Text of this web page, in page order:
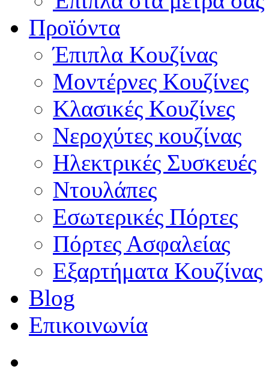
Προϊόντα
Έπιπλα Κουζίνας
Μοντέρνες Κουζίνες
Κλασικές Κουζίνες
Νεροχύτες κουζίνας
Ηλεκτρικές Συσκευές
Ντουλάπες
Εσωτερικές Πόρτες
Πόρτες Ασφαλείας
Εξαρτήματα Κουζίνας
Blog
Επικοινωνία